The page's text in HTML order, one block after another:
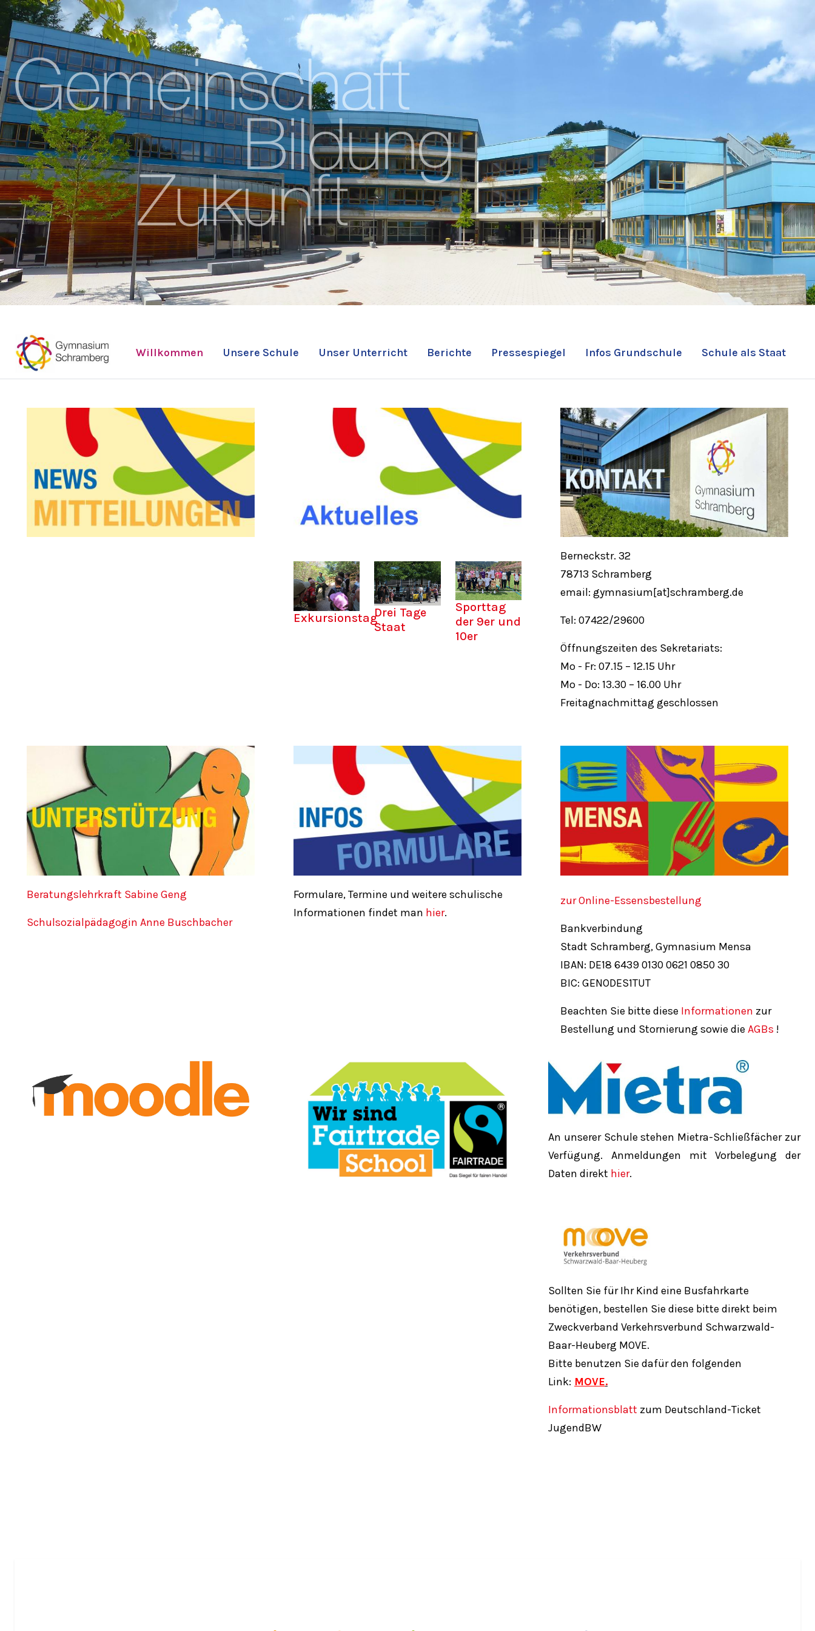
Willkommen Unsere Schule Unser Unterricht Berichte Pressespiegel Infos Grundschule Schule als Staat
ExkursionstagDrei Tage
Staat
Sporttag
der 9er und
10er
Berneckstr. 32
78713 Schramberg
email: gymnasium[at]schramberg.de
Tel: 07422/29600
Öffnungszeiten des Sekretariats:
Mo - Fr: 07.15 – 12.15 Uhr
Mo - Do: 13.30 – 16.00 Uhr
Freitagnachmittag geschlossen
Beratungslehrkraft Sabine Geng
Schulsozialpädagogin Anne Buschbacher
Formulare, Termine und weitere schulische
Informationen findet man hier.
zur Online-Essensbestellung
Bankverbindung
Stadt Schramberg, Gymnasium Mensa
IBAN: DE18 64390130 0621 0850 30
BIC: GENODES1TUT
Beachten Sie bitte diese Informationen zur
Bestellung und Stornierung sowie die AGBs !
An unserer Schule stehen Mietra-Schließfächer zur
Verfügung. Anmeldungen mit Vorbelegung der
Daten direkt hier.
Sollten Sie für Ihr Kind eine Busfahrkarte
benötigen, bestellen Sie diese bitte direkt beim
Zweckverband Verkehrsverbund Schwarzwald-
Baar-Heuberg MOVE.
Bitte benutzen Sie dafür den folgenden
Link: MOVE.
Informationsblatt zum Deutschland-Ticket
JugendBW